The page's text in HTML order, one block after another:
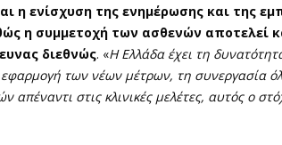
η ενίσχυση της ενημέρωσης και της
η συμμετοχή των ασθενών αποτελεί
διεθνώς. «Η Ελλάδα έχει τη
των νέων μέτρων, τη συνεργασία
απέναντι στις κλινικές μελέτες, αυτός ο